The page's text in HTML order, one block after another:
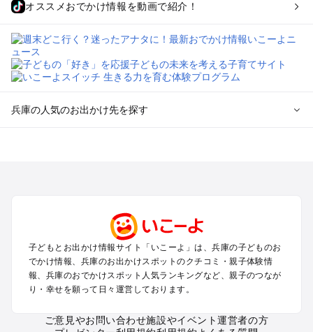
オススメおでかけ情報を動画で紹介！
兵庫の人気のお出かけ先を探す
淡路島のプールお出かけ
城崎・豊岡・竹野のプールお出かけ
神鍋・養父・和田山・鉢伏のプールお出かけ
香住・湯村・浜坂のプールお出かけ
兵庫の遊園地
子どもとお出かけ情報サイト「いこーよ」は、兵庫の子どものお
でかけ情報、兵庫のお出かけスポットのクチコミ・親子体験情
報、兵庫のおでかけスポット人気ランキングなど、親子のつなが
り・幸せを願って日々運営しております。
ご意見やお問い合わせ施設やイベント運営者の方